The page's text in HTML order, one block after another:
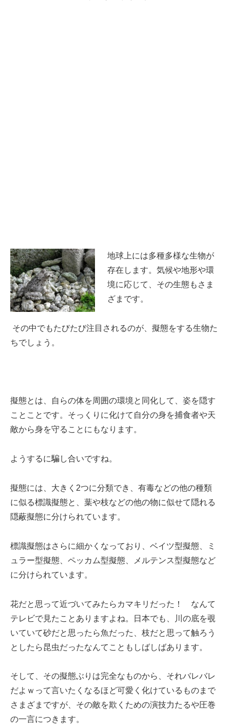
地球上には多種多様な生物が
存在します。気候や地形や環
境に応じて、その生態もさま
ざまです。
その中でもたびたび注目されるのが、擬態をする生物た
ちでしょう。
擬態とは、自らの体を周囲の環境と同化して、姿を隠す
ことことです。そっくりに化けて自分の身を捕食者や天
敵から身を守ることにもなります。
ようするに騙し合いですね。
擬態には、大きく2つに分類でき、有毒などの他の種類
に似る標識擬態と、葉や枝などの他の物に似せて隠れる
隠蔽擬態に分けられています。
標識擬態はさらに細かくなっており、ベイツ型擬態、ミ
ュラー型擬態、ペッカム型擬態、メルテンス型擬態など
に分けられています。
花だと思って近づいてみたらカマキリだった！ なんて
テレビで見たことありますよね。日本でも、川の底を覗
いていて砂だと思ったら魚だった、枝だと思って触ろう
としたら昆虫だったなんてこともしばしばあります。
そして、その擬態ぶりは完全なものから、それバレバレ
だよｗって言いたくなるほど可愛く化けているものまで
さまざまですが、その敵を欺くための演技力たるや圧巻
の一言につきます。